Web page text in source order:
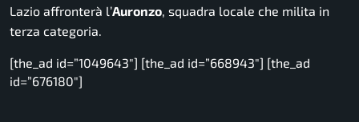
Lazio affronterà l’Auronzo, squadra locale che milita in
terza categoria.
[the_ad id=”1049643″] [the_ad id=”668943″] [the_ad
id=”676180″]